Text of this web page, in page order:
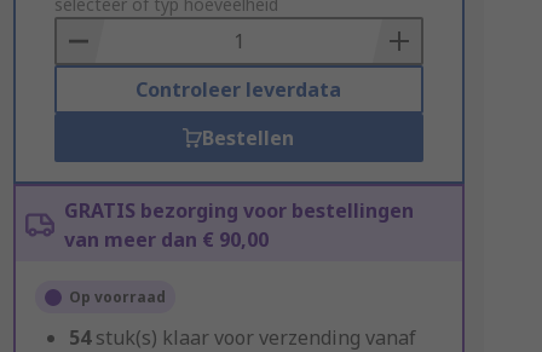
to
Basket
Controleer leverdata
Bestellen
GRATIS bezorging voor bestellingen
van meer dan € 90,00
Op voorraad
54stuk(s) klaar voor verzending vanaf